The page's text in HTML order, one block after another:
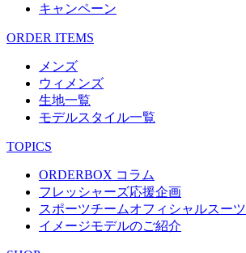
キャンペーン
ORDER ITEMS
メンズ
ウィメンズ
生地一覧
モデルスタイル一覧
TOPICS
ORDERBOX コラム
フレッシャーズ応援企画
スポーツチームオフィシャルスーツ
イメージモデルのご紹介